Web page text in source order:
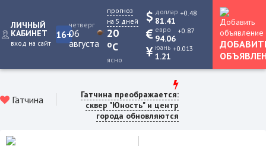
ЛИЧНЫЙ
КАБИНЕТ
вход на сайт
16+
четверг
06
августа
прогноз
на 5 дней
20
oC
ясно
доллар
81.41
+0.48
евро
94.06
+0.87
юань
1.21
+0.013
Гатчина
Гатчина преображается:
сквер "Юность" и центр
города обновляются